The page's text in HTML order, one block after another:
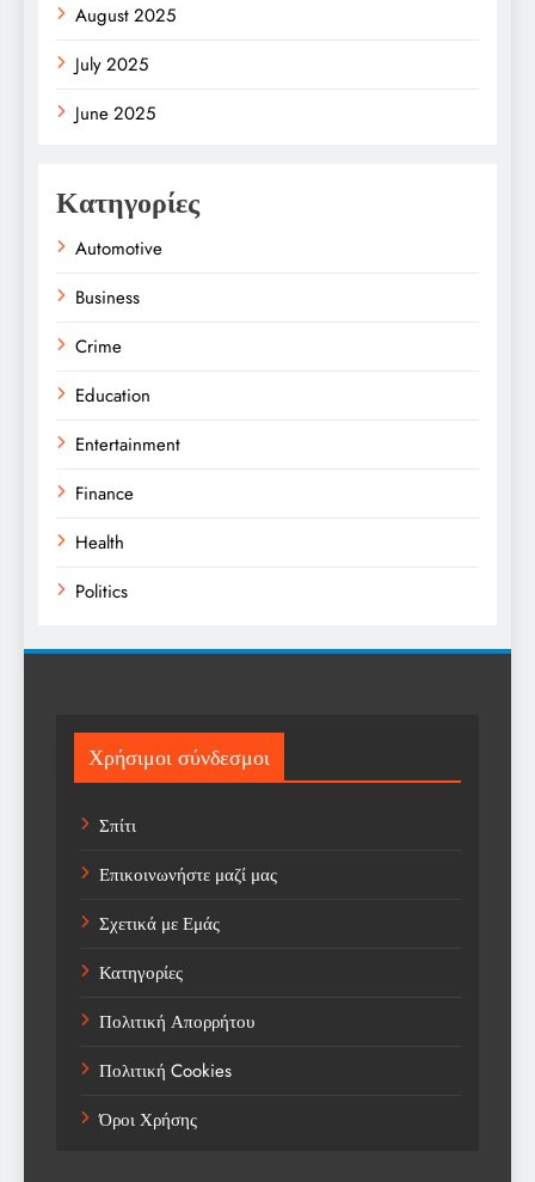
August 2025
July 2025
June 2025
Κατηγορίες
Automotive
Business
Crime
Education
Entertainment
Finance
Health
Politics
Sport
Sports
Technology
Trending
Weather
Αγορά
Αγορά Εργασίας
Αγροτικά Νέα
Αεροπορία
Χρήσιμοι σύνδεσμοι
Σπίτι
Επικοινωνήστε μαζί μας
Σχετικά με Εμάς
Κατηγορίες
Πολιτική Απορρήτου
Πολιτική Cookies
Όροι Χρήσης